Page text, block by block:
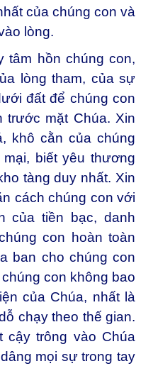
của chúng con và
lòng.
tâm hồn chúng con,
lòng tham, của sự
đất để chúng con
mặt Chúa. Xin
khô cằn của chúng
biết yêu thương
tàng duy nhất. Xin
cách chúng con với
của tiền bạc, danh
con hoàn toàn
ban cho chúng con
con không bao
của Chúa, nhất là
chạy theo thế gian.
cậy trông vào Chúa
mọi sự trong tay